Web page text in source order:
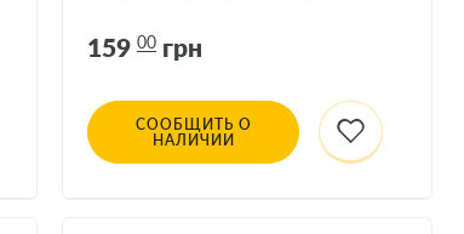
159 00 грн
СООБЩИТЬ О
НАЛИЧИИ